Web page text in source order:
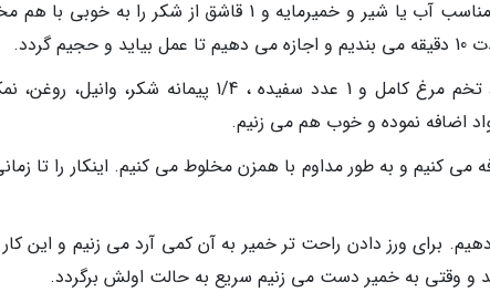
برای تهیه خمیر شیرینی در یک ظرف درب دار مناسب آب یا شیر و خمیرمایه و 1 قاشق از شکر را به
بعد از 10 دقیقه درب ظرف را برداشته و 1 عدد تخم مرغ کامل و 1 عدد سفیده ، 1/4 پیمانه شکر،
اضافه نموده و خوب هم می زنیم.
می کنیم و به طور مداوم با همزن مخلوط می کنیم. اینکار را تا
برای ورز دادن راحت تر خمیر به آن کمی آرد می زنیم و این کار
وقتی به خمیر دست می زنیم سریع به حالت اولش برگردد.